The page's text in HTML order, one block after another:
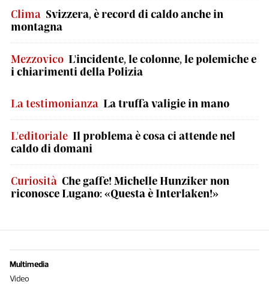
Clima Svizzera, è record di caldo anche in
montagna
Mezzovico L'incidente, le colonne, le polemiche e
i chiarimenti della Polizia
La testimonianza La truffa valigie in mano
L'editoriale Il problema è cosa ci attende nel
caldo di domani
Curiosità Che gaffe! Michelle Hunziker non
riconosce Lugano: «Questa è Interlaken!»
Multimedia
Video